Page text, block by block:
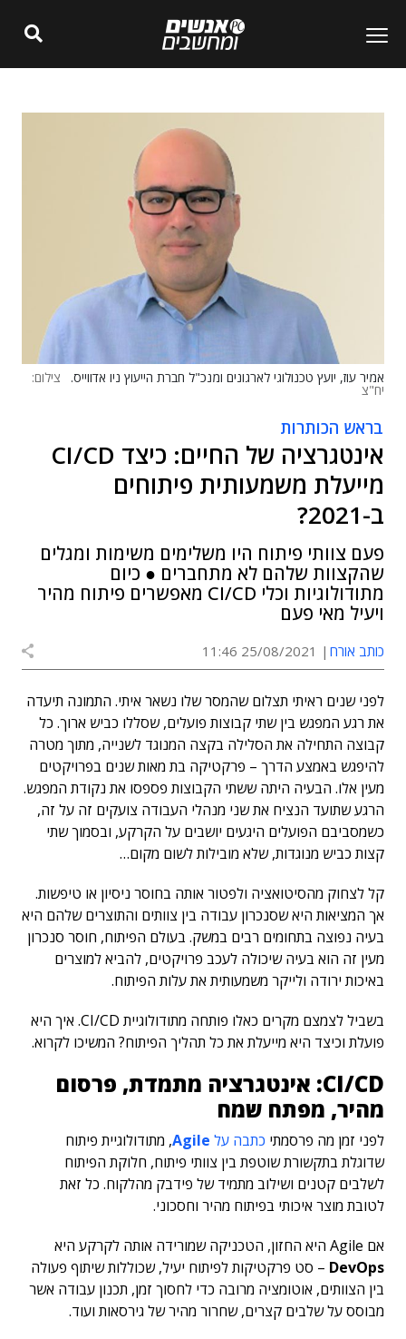
אמיר עוז, יועץ טכנולוגי לארגונים ומנכ"ל חברת הייעוץ ניו אדווייס. צילום:
יח"צ
בראש הכותרות
אינטגרציה של החיים: כיצד CI/CD
מייעלת משמעותית פיתוחים
ב-2021?
פעם צוותי פיתוח היו משלימים משימות ומגלים
שהקצוות שלהם לא מתחברים ● כיום
מתודולוגיות וכלי CI/CD מאפשרים פיתוח מהיר
ויעיל מאי פעם
כותב אורח 25/08/2021 11:46
לפני שנים ראיתי תצלום שהמסר שלו נשאר איתי. התמונה תיעדה
את רגע המפגש בין שתי קבוצות פועלים, שסללו כביש ארוך. כל
קבוצה התחילה את הסלילה בקצה המנוגד לשנייה, מתוך מטרה
להיפגש באמצע הדרך – פרקטיקה בת מאות שנים בפרויקטים
מעין אלו. הבעיה היתה ששתי הקבוצות פספסו את נקודת המפגש.
הרגע שתועד הנציח את שני מנהלי העבודה צועקים זה על זה,
כשמסביבם הפועלים היגעים יושבים על הקרקע, ובסמוך שתי
קצות כביש מנוגדות, שלא מובילות לשום מקום…
קל לצחוק מהסיטואציה ולפטור אותה בחוסר ניסיון או טיפשות.
אך המציאות היא שסנכרון עבודה בין צוותים והתוצרים שלהם היא
בעיה נפוצה בתחומים רבים במשק. בעולם הפיתוח, חוסר סנכרון
מעין זה הוא בעיה שיכולה לעכב פרויקטים, להביא למוצרים
באיכות ירודה ולייקר משמעותית את עלות הפיתוח.
בשביל לצמצם מקרים כאלו פותחה מתודולוגיית CI/CD. איך היא
פועלת וכיצד היא מייעלת את כל תהליך הפיתוח? המשיכו לקרוא.
CI/CD: אינטגרציה מתמדת, פרסום
מהיר, מפתח שמח
לפני זמן מה פרסמתי כתבה על Agile, מתודולוגיית פיתוח
שדוגלת בתקשורת שוטפת בין צוותי פיתוח, חלוקת הפיתוח
לשלבים קטנים ושילוב מתמיד של פידבק מהלקוח. כל זאת
לטובת מוצר איכותי בפיתוח מהיר וחסכוני.
אם Agile היא החזון, הטכניקה שמורידה אותה לקרקע היא
DevOps – סט פרקטיקות לפיתוח יעיל, שכוללות שיתוף פעולה
בין הצוותים, אוטומציה מרובה כדי לחסוך זמן, תכנון עבודה אשר
מבוסס על שלבים קצרים, שחרור מהיר של גירסאות ועוד.